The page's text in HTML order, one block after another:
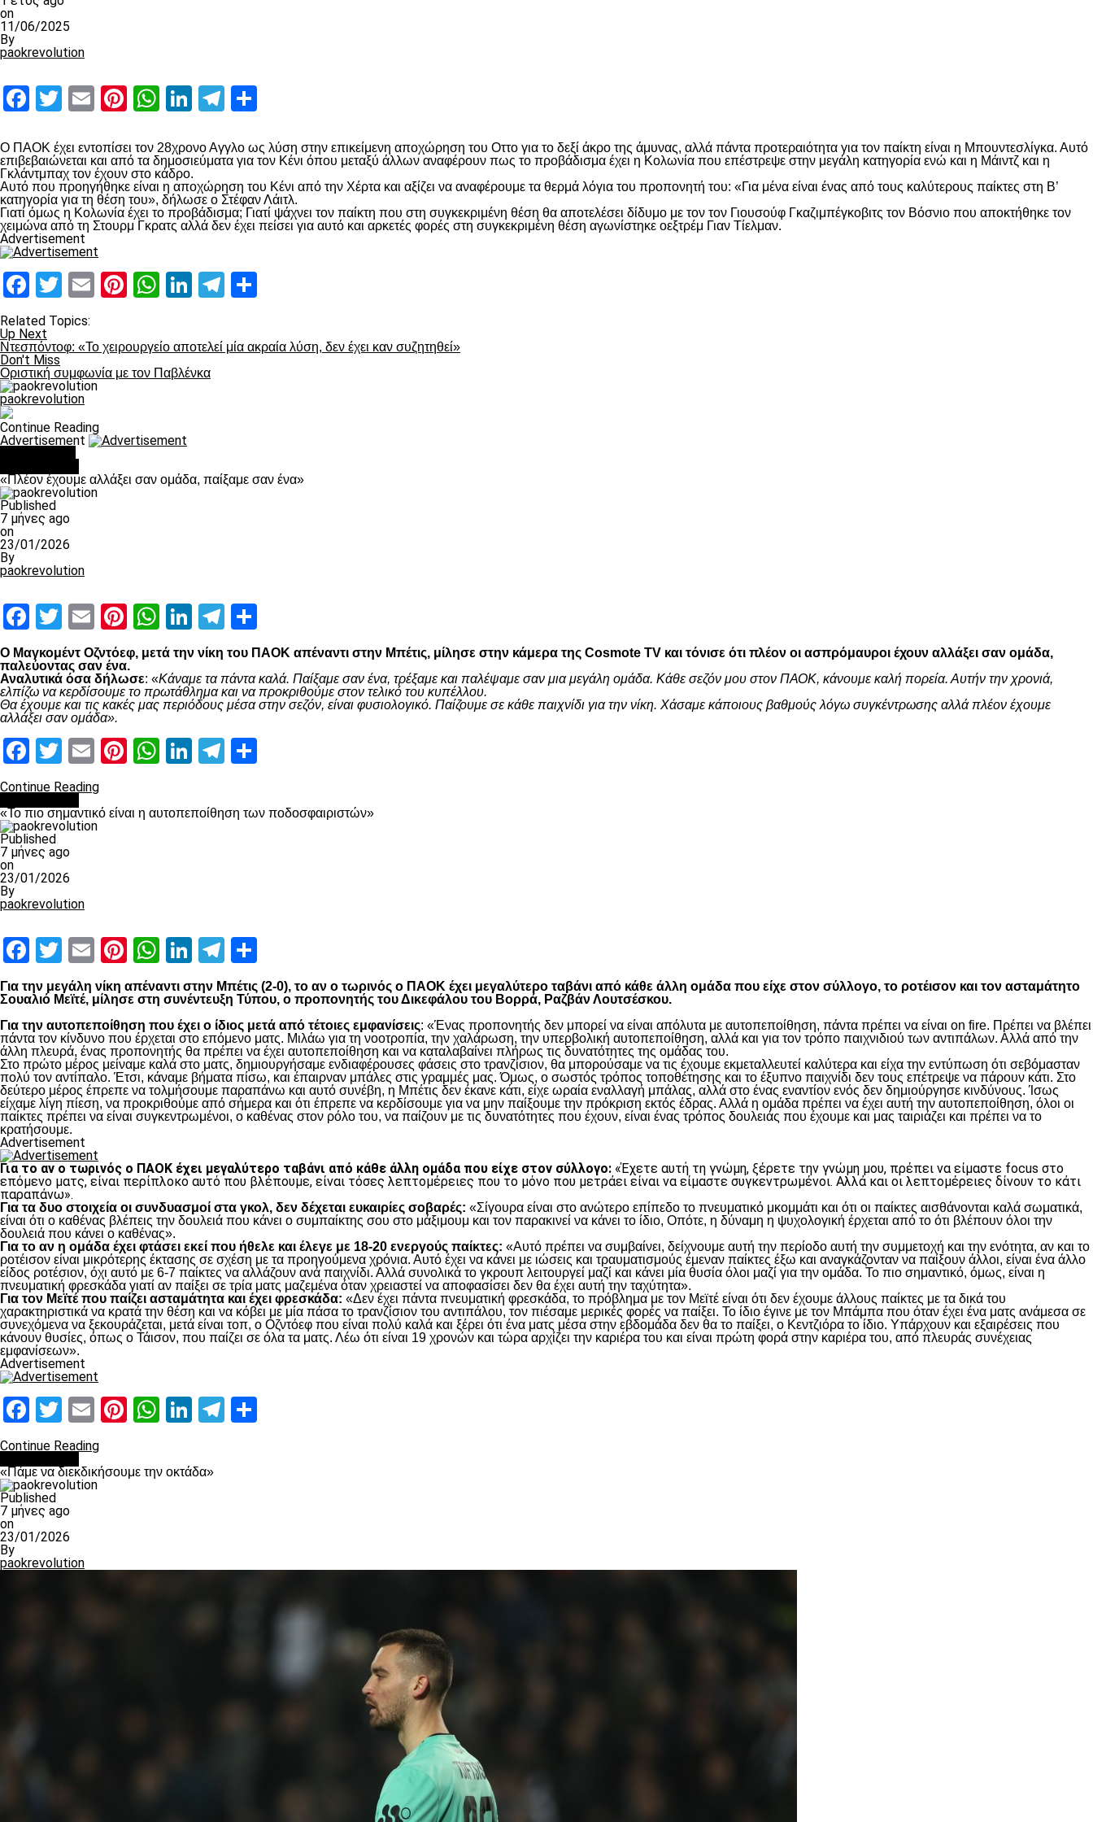
on
11/06/2025
By
paokrevolution
Facebook
Twitter
EmailPinterest
WhatsApp
LinkedIn
Telegram
Ο ΠΑΟΚ έχει εντοπίσει τον 28χρονο Αγγλο ως λύση στην επικείμενη αποχώρηση του Οττο για το δεξί άκρο της άμυνας, αλλά πάντα προτεραιότητα για τον παίκτη είναι η Μπουντεσλίγκα. Αυτό
επιβεβαιώνεται και από τα δημοσιεύματα για τον Κένι όπου μεταξύ άλλων αναφέρουν πως το προβάδισμα έχει η Κολωνία που επέστρεψε στην μεγάλη κατηγορία ενώ και η Μάιντζ και η
Γκλάντμπαχ τον έχουν στο κάδρο.
Αυτό που προηγήθηκε είναι η αποχώρηση του Κένι από την Χέρτα και αξίζει να αναφέρουμε τα θερμά λόγια του προπονητή του: «Για μένα είναι ένας από τους καλύτερους παίκτες στη Β’
κατηγορία για τη θέση του», δήλωσε ο Στέφαν Λάιτλ.
Γιατί όμως η Κολωνία έχει το προβάδισμα; Γιατί ψάχνει τον παίκτη που στη συγκεκριμένη θέση θα αποτελέσει δίδυμο με τον τον Γιουσούφ Γκαζιμπέγκοβιτς τον Βόσνιο που αποκτήθηκε τον
χειμώνα από τη Στουρμ Γκρατς αλλά δεν έχει πείσει για αυτό και αρκετές φορές στη συγκεκριμένη θέση αγωνίστηκε οεξτρέμ Γιαν Τίελμαν.
Advertisement
Facebook
Twitter
EmailPinterest
WhatsApp
LinkedIn
Telegram
Related Topics:
Up Next
Ντεσπόντοφ: «Το χειρουργείο αποτελεί μία ακραία λύση, δεν έχει καν συζητηθεί»
Don't Miss
Οριστική συμφωνία με τον Παβλένκα
paokrevolution
Continue Reading
Advertisement
«Πλέον έχουμε αλλάξει σαν ομάδα, παίξαμε σαν ένα»
Published
7 μήνες ago
on
23/01/2026
By
paokrevolution
Facebook
Twitter
EmailPinterest
WhatsApp
LinkedIn
Telegram
Ο Μαγκομέντ Οζντόεφ, μετά την νίκη του ΠΑΟΚ απέναντι στην Μπέτις, μίλησε στην κάμερα της Cosmote TV και τόνισε ότι πλέον οι ασπρόμαυροι έχουν αλλάξει σαν ομάδα,
παλεύοντας σαν ένα.
Αναλυτικά όσα δήλωσε: «Κάναμε τα πάντα καλά. Παίξαμε σαν ένα, τρέξαμε και παλέψαμε σαν μια μεγάλη ομάδα. Κάθε σεζόν μου στον ΠΑΟΚ, κάνουμε καλή πορεία. Αυτήν την χρονιά,
ελπίζω να κερδίσουμε το πρωτάθλημα και να προκριθούμε στον τελικό του κυπέλλου.
Θα έχουμε και τις κακές μας περιόδους μέσα στην σεζόν, είναι φυσιολογικό. Παίζουμε σε κάθε παιχνίδι για την νίκη. Χάσαμε κάποιους βαθμούς λόγω συγκέντρωσης αλλά πλέον έχουμε
αλλάξει σαν ομάδα».
Facebook
Twitter
EmailPinterest
WhatsApp
LinkedIn
Telegram
Continue Reading
«Το πιο σημαντικό είναι η αυτοπεποίθηση των ποδοσφαιριστών»
Published
7 μήνες ago
on
23/01/2026
By
paokrevolution
Facebook
Twitter
EmailPinterest
WhatsApp
LinkedIn
Telegram
Για την μεγάλη νίκη απέναντι στην Μπέτις (2-0), το αν ο τωρινός ο ΠΑΟΚ έχει μεγαλύτερο ταβάνι από κάθε άλλη ομάδα που είχε στον σύλλογο, το ροτέισον και τον ασταμάτητο
Σουαλιό Μεϊτέ, μίλησε στη συνέντευξη Τύπου, ο προπονητής του Δικεφάλου του Βορρά, Ραζβάν Λουτσέσκου.
Για την αυτοπεποίθηση που έχει ο ίδιος μετά από τέτοιες εμφανίσεις: «Ένας προπονητής δεν μπορεί να είναι απόλυτα με αυτοπεποίθηση, πάντα πρέπει να είναι on fire. Πρέπει να βλέπει
πάντα τον κίνδυνο που έρχεται στο επόμενο ματς. Μιλάω για τη νοοτροπία, την χαλάρωση, την υπερβολική αυτοπεποίθηση, αλλά και για τον τρόπο παιχνιδιού των αντιπάλων. Αλλά από την
άλλη πλευρά, ένας προπονητής θα πρέπει να έχει αυτοπεποίθηση και να καταλαβαίνει πλήρως τις δυνατότητες της ομάδας του.
Στο πρώτο μέρος μείναμε καλά στο ματς, δημιουργήσαμε ενδιαφέρουσες φάσεις στο τρανζίσιον, θα μπορούσαμε να τις έχουμε εκμεταλλευτεί καλύτερα και είχα την εντύπωση ότι σεβόμασταν
πολύ τον αντίπαλο. Έτσι, κάναμε βήματα πίσω, και έπαιρναν μπάλες στις γραμμές μας. Όμως, ο σωστός τρόπος τοποθέτησης και το έξυπνο παιχνίδι δεν τους επέτρεψε να πάρουν κάτι. Στο
δεύτερο μέρος έπρεπε να τολμήσουμε παραπάνω και αυτό συνέβη, η Μπέτις δεν έκανε κάτι, είχε ωραία εναλλαγή μπάλας, αλλά στο ένας εναντίον ενός δεν δημιούργησε κινδύνους. Ίσως
είχαμε λίγη πίεση, να προκριθούμε από σήμερα και ότι έπρεπε να κερδίσουμε για να μην παίξουμε την πρόκριση εκτός έδρας. Αλλά η ομάδα πρέπει να έχει αυτή την αυτοπεποίθηση, όλοι οι
παίκτες πρέπει να είναι συγκεντρωμένοι, ο καθένας στον ρόλο του, να παίζουν με τις δυνατότητες που έχουν, είναι ένας τρόπος δουλειάς που έχουμε και μας ταιριάζει και πρέπει να το
κρατήσουμε.
Advertisement
Για το αν ο τωρινός ο ΠΑΟΚ έχει μεγαλύτερο ταβάνι από κάθε άλλη ομάδα που είχε στον σύλλογο: «Έχετε αυτή τη γνώμη, ξέρετε την γνώμη μου, πρέπει να είμαστε focus στο
επόμενο ματς, είναι περίπλοκο αυτό που βλέπουμε, είναι τόσες λεπτομέρειες που το μόνο που μετράει είναι να είμαστε συγκεντρωμένοι. Αλλά και οι λεπτομέρειες δίνουν το κάτι
παραπάνω».
Για τα δυο στοιχεία οι συνδυασμοί στα γκολ, δεν δέχεται ευκαιρίες σοβαρές: «Σίγουρα είναι στο ανώτερο επίπεδο το πνευματικό μκομμάτι και ότι οι παίκτες αισθάνονται καλά σωματικά,
είναι ότι ο καθένας βλέπεις την δουλειά που κάνει ο συμπαίκτης σου στο μάξιμουμ και τον παρακινεί να κάνει το ίδιο, Οπότε, η δύναμη η ψυχολογική έρχεται από το ότι βλέπουν όλοι την
δουλειά που κάνει ο καθένας».
Για το αν η ομάδα έχει φτάσει εκεί που ήθελε και έλεγε με 18-20 ενεργούς παίκτες: «Αυτό πρέπει να συμβαίνει, δείχνουμε αυτή την περίοδο αυτή την συμμετοχή και την ενότητα, αν και το
ροτέισον είναι μικρότερης έκτασης σε σχέση με τα προηγούμενα χρόνια. Αυτό έχει να κάνει με ιώσεις και τραυματισμούς έμεναν παίκτες έξω και αναγκάζονταν να παίξουν άλλοι, είναι ένα άλλο
είδος ροτέσιον, όχι αυτό με 6-7 παίκτες να αλλάζουν ανά παιχνίδι. Αλλά συνολικά το γκρουπ λειτουργεί μαζί και κάνει μία θυσία όλοι μαζί για την ομάδα. Το πιο σημαντικό, όμως, είναι η
πνευματική φρεσκάδα γιατί αν παίξει σε τρία ματς μαζεμένα όταν χρειαστεί να αποφασίσει δεν θα έχει αυτή την ταχύτητα».
Για τον Μεϊτέ που παίζει ασταμάτητα και έχει φρεσκάδα: «Δεν έχει πάντα πνευματική φρεσκάδα, το πρόβλημα με τον Μεϊτέ είναι ότι δεν έχουμε άλλους παίκτες με τα δικά του
χαρακτηριστικά να κρατά την θέση και να κόβει με μία πάσα το τρανζίσιον του αντιπάλου, τον πιέσαμε μερικές φορές να παίξει. Το ίδιο έγινε με τον Μπάμπα που όταν έχει ένα ματς ανάμεσα σε
συνεχόμενα να ξεκουράζεται, μετά είναι τοπ, ο Οζντόεφ που είναι πολύ καλά και ξέρει ότι ένα ματς μέσα στην εβδομάδα δεν θα το παίξει, ο Κεντζιόρα το ίδιο. Υπάρχουν και εξαιρέσεις που
κάνουν θυσίες, όπως ο Τάισον, που παίζει σε όλα τα ματς. Λέω ότι είναι 19 χρονών και τώρα αρχίζει την καριέρα του και είναι πρώτη φορά στην καριέρα του, από πλευράς συνέχειας
εμφανίσεων».
Advertisement
Facebook
Twitter
EmailPinterest
WhatsApp
LinkedIn
Telegram
Continue Reading
«Πάμε να διεκδικήσουμε την οκτάδα»
Published
7 μήνες ago
on
23/01/2026
By
paokrevolution